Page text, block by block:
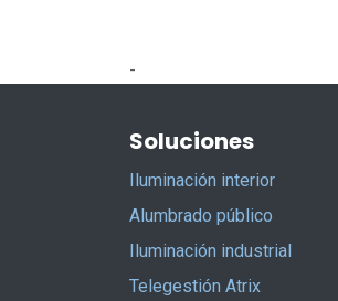
-
Soluciones
Iluminación interior
Alumbrado público
Iluminación industrial
Telegestión Atrix